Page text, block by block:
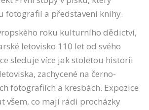
fotografií a představení knihy.
roku kulturního dědictví,
letovisko 110 let od svého
sleduje více jak stoletou historii
zachycené na černo-
fotografiích a kresbách. Expozice
všem, co mají rádi procházky